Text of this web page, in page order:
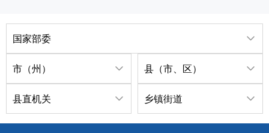
国家部委
市（州） 县（市、区）
县直机关 乡镇街道